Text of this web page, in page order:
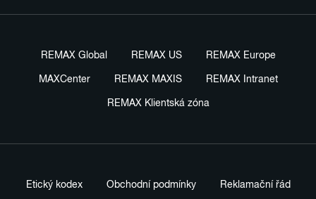
REMAX Global REMAX US REMAX Europe
MAXCenter REMAX MAXIS REMAX Intranet
REMAX Klientská zóna
Etický kodex Obchodní podmínky Reklamační řád